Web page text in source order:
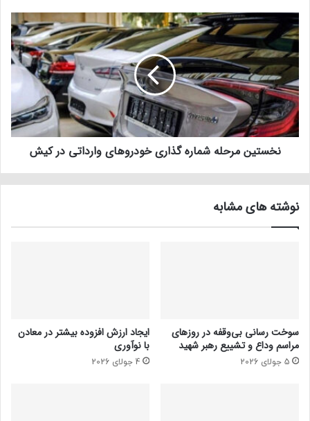
نخستین مرحله شماره گذاری خودروهای وارداتی در کیش
نوشته های مشابه
سوخت رسانی بی‌وقفه در روز‌های
مراسم وداع و تشییع رهبر شهید
5 جولای 2026
ایجاد ارزش افزوده بیشتر در معادن
با نوآوری
4 جولای 2026